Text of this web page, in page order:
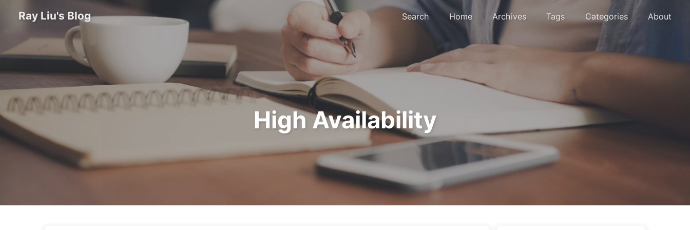
Ray Liu's Blog Search Home Archives Tags Categories About
High Availability